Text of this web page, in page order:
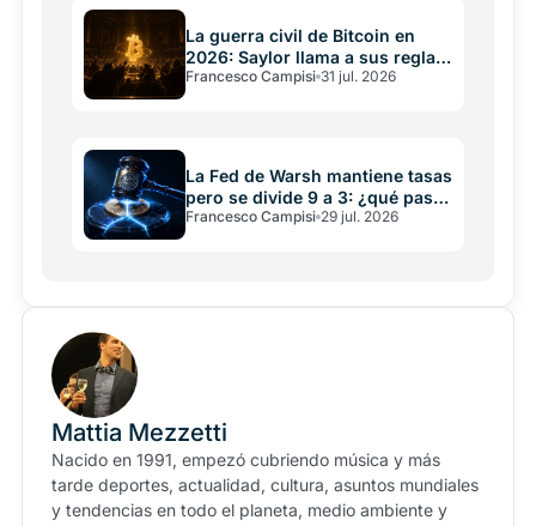
La guerra civil de Bitcoin en
2026: Saylor llama a sus reglas
una constitución
Francesco Campisi 31 jul. 2026
La Fed de Warsh mantiene tasas
pero se divide 9 a 3: ¿qué pasa
con crypto?
Francesco Campisi 29 jul. 2026
Mattia Mezzetti
Nacido en 1991, empezó cubriendo música y más
tarde deportes, actualidad, cultura, asuntos mundiales
y tendencias en todo el planeta, medio ambiente y